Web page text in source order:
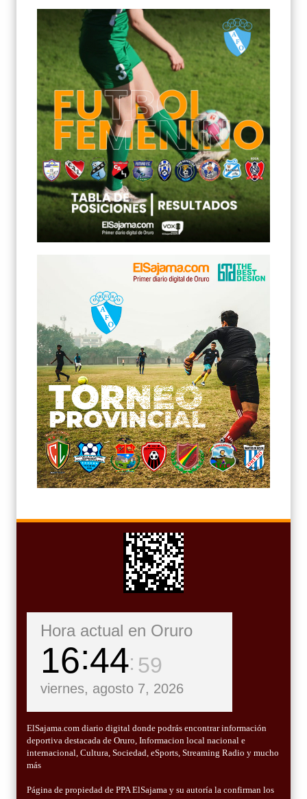
Hora actual en Oruro
16 45 00
viernes, agosto 7, 2026
ElSajama.com diario digital donde podrás encontrar información
deportiva destacada de Oruro, Informacion local nacional e
internacional, Cultura, Sociedad, eSports, Streaming Radio y mucho
más
Página de propiedad de PPA ElSajama y su autoría la confirman los